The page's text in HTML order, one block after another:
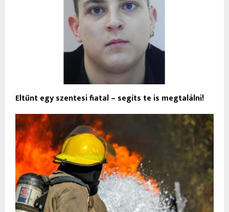
Eltűnt egy szentesi fiatal – segíts te is megtalálni!